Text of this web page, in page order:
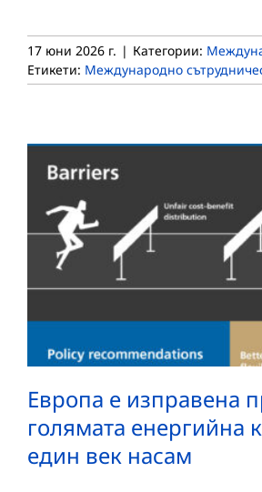
17 юни 2026 г. | Категории:
Етикети: Международно
Европа е изправена
голямата енергийна
един век насам